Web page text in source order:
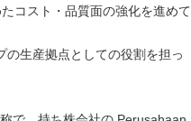
コスト・品質面の強化を進めて
の生産拠点としての役割を担っ